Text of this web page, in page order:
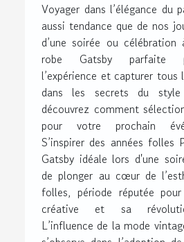
Voyager dans l’élégance du
aussi tendance que de nos
d’une soirée ou
robe Gatsby parfaite
l’expérience et capturer tous
dans les secrets du
découvrez comment
pour votre prochain
S’inspirer des années folles
Gatsby idéale lors d'une
de plonger au cœur de
folles, période réputée
créative et sa
L’influence de la mode